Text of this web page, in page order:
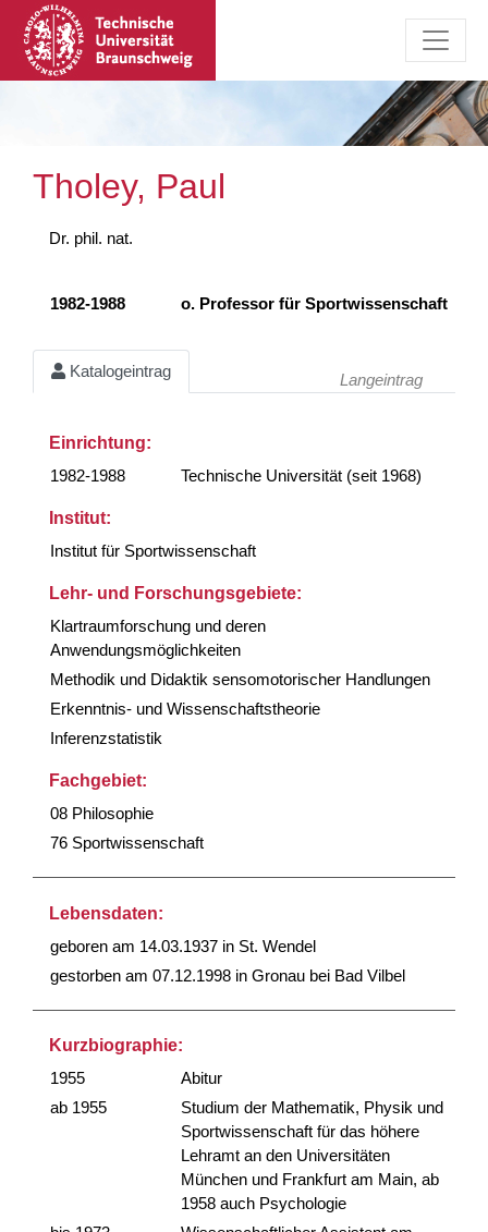
Tholey, Paul
Dr. phil. nat.
1982-1988 o. Professor für Sportwissenschaft
Katalogeintrag Langeintrag
Einrichtung:
1982-1988
Technische Universität (seit 1968)
Institut:
Institut für Sportwissenschaft
Lehr- und Forschungsgebiete:
Klartraumforschung und deren
Anwendungsmöglichkeiten
Methodik und Didaktik sensomotorischer Handlungen
Erkenntnis- und Wissenschaftstheorie
Inferenzstatistik
Fachgebiet:
08 Philosophie
76 Sportwissenschaft
Lebensdaten:
geboren am 14.03.1937 in St. Wendel
gestorben am 07.12.1998 in Gronau bei Bad Vilbel
Kurzbiographie:
1955
Abitur
ab 1955
Studium der Mathematik, Physik und
Sportwissenschaft für das höhere
Lehramt an den Universitäten
München und Frankfurt am Main, ab
1958 auch Psychologie